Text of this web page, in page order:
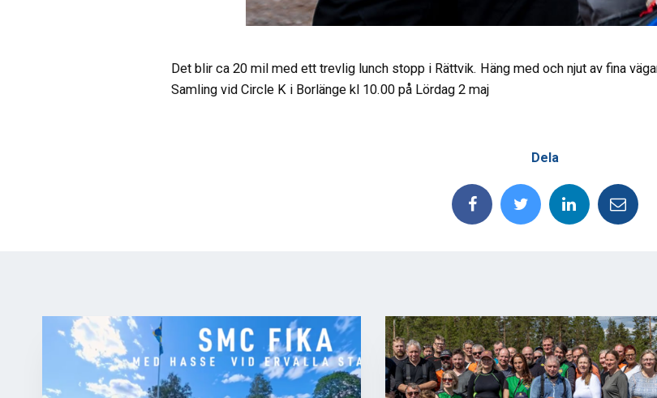
Det blir ca 20 mil med ett trevlig lunch stopp i Rättvik. Häng med och njut av fina
Samling vid Circle K i Borlänge kl 10.00 på Lördag 2 maj
Dela